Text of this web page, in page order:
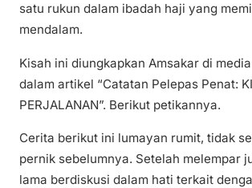
satu rukun dalam ibadah haji yang
mendalam.
Kisah ini diungkapkan Amsakar di
dalam artikel “Catatan Pelepas Penat:
PERJALANAN”. Berikut petikannya.
Cerita berikut ini lumayan rumit, tidak
pernik sebelumnya. Setelah melempar
lama berdiskusi dalam hati terkait